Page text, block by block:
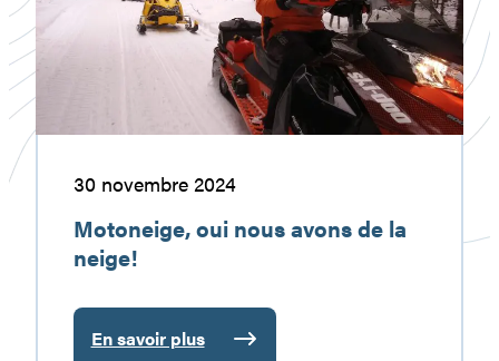
la
neige!
30 novembre 2024
Motoneige, oui nous avons de la
neige!
En savoir plus
: